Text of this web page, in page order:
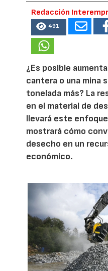
Redacción
491
¿Es posible
cantera o una mina
tonelada más? La
en el material de
llevará este
mostrará cómo
desecho en un
económico.